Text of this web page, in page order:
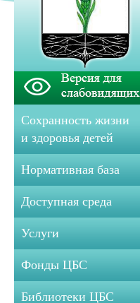
Сохранность жизни
и здоровья детей
Нормативная база
Доступная среда
Услуги
Фонды ЦБС
Библиотеки ЦБС